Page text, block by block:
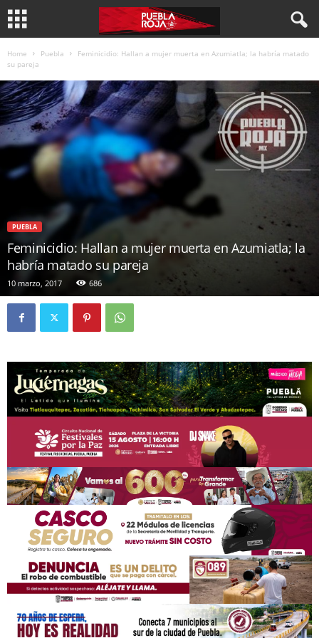
Home Puebla
Feminicidio: Hallan a mujer muerta en Azumiatla; la habría matado
su pareja
PUEBLA
Feminicidio: Hallan a mujer muerta en Azumiatla; la
habría matado su pareja
10 marzo, 2017 686